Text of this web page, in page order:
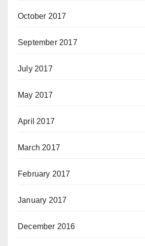
October 2017
September 2017
July 2017
May 2017
April 2017
March 2017
February 2017
January 2017
December 2016